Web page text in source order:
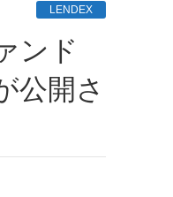
LENDEX
公開さ